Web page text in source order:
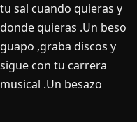
tu sal cuando quieras y
donde quieras .Un beso
guapo ,graba discos y
sigue con tu carrera
musical .Un besazo